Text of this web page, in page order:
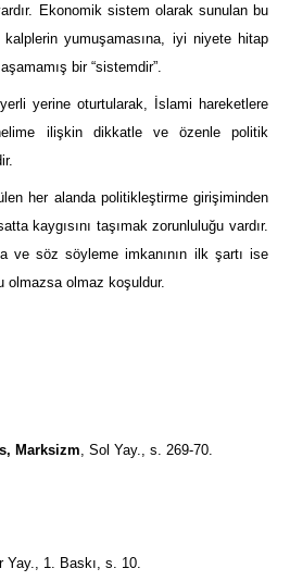
Ekonomik sistem olarak sunulan bu
yumuşamasına, iyi niyete hitap
bir “sistemdir”.
yerine oturtularak, İslami hareketlere
ilişkin dikkatle ve özenle politik
her alanda politikleştirme girişiminden
kaygısını taşımak zorunluluğu vardır.
ve söz söyleme imkanının ilk şartı ise
olmazsa olmaz koşuldur.
Marksizm, Sol Yay., s. 269-70.
Yay., 1. Baskı, s. 10.